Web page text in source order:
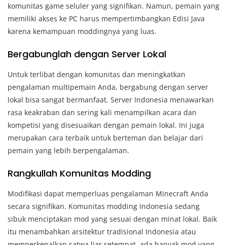
komunitas game seluler yang signifikan. Namun, pemain yang
memiliki akses ke PC harus mempertimbangkan Edisi Java
karena kemampuan moddingnya yang luas.
Bergabunglah dengan Server Lokal
Untuk terlibat dengan komunitas dan meningkatkan
pengalaman multipemain Anda, bergabung dengan server
lokal bisa sangat bermanfaat. Server Indonesia menawarkan
rasa keakraban dan sering kali menampilkan acara dan
kompetisi yang disesuaikan dengan pemain lokal. Ini juga
merupakan cara terbaik untuk berteman dan belajar dari
pemain yang lebih berpengalaman.
Rangkullah Komunitas Modding
Modifikasi dapat memperluas pengalaman Minecraft Anda
secara signifikan. Komunitas modding Indonesia sedang
sibuk menciptakan mod yang sesuai dengan minat lokal. Baik
itu menambahkan arsitektur tradisional Indonesia atau